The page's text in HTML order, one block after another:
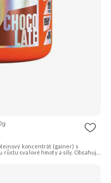
koncentrát (gainer) s
růstu svalové hmoty a síly. Obsahuje